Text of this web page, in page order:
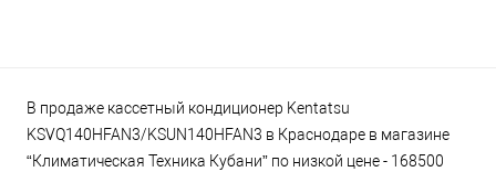
В продаже кассетный кондиционер Kentatsu
KSVQ140HFAN3/KSUN140HFAN3 в Краснодаре в магазине
“Климатическая Техника Кубани” по низкой цене - 168500